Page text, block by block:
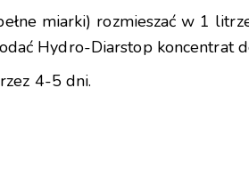
miarki) rozmieszać w 1
Hydro-Diarstop koncentrat
4-5 dni.